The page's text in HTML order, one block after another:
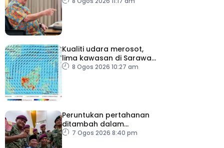
Kualiti udara merosot,
lima kawasan di Sarawak
catat IPU tidak sihat
8 Ogos 2026 10:27 am
Peruntukan pertahanan
ditambah dalam
Belanjawan 2027
7 Ogos 2026 8:40 pm